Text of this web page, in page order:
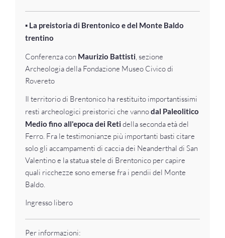
▪️ La preistoria di Brentonico e del Monte Baldo
trentino
Conferenza con Maurizio Battisti, sezione
Archeologia della Fondazione Museo Civico di
Rovereto
Il territorio di Brentonico ha restituito importantissimi
resti archeologici preistorici che vannodal Paleolitico
Medio fino all'epoca dei Retidella seconda età del
Ferro. Fra le testimonianze più importanti basti citare
solo gli accampamenti di caccia dei Neanderthal di San
Valentino e la statua stele di Brentonico per capire
quali ricchezze sono emerse fra i pendii del Monte
Baldo.
Ingresso libero
Per informazioni: